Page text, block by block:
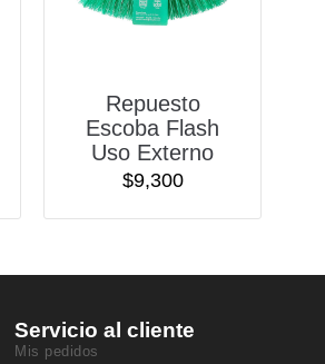
Repuesto
Escoba Flash
Uso Externo
$9,300
Servicio al cliente
Mis pedidos